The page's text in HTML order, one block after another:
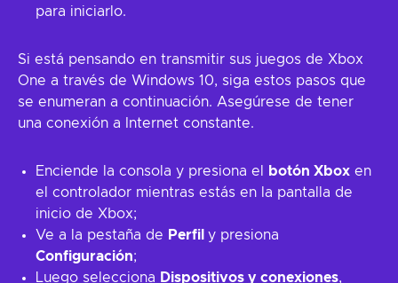
para iniciarlo.
Si está pensando en transmitir sus juegos de Xbox
One a través de Windows 10, siga estos pasos que
se enumeran a continuación. Asegúrese de tener
una conexión a Internet constante.
Enciende la consola y presiona el botón Xbox en
el controlador mientras estás en la pantalla de
inicio de Xbox;
Ve a la pestaña de Perfil y presiona
Configuración;
Luego selecciona Dispositivos y conexiones,